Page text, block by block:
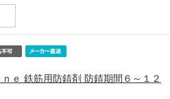
ｅ 鉄筋用防錆剤 防錆期間６～１２